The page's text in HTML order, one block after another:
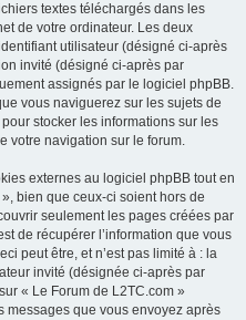
textes téléchargés dans les
de votre ordinateur. Les deux
utilisateur (désigné ci-après
invité (désigné ci-après par
assignés par le logiciel phpBB.
vous naviguerez sur les sujets de
stocker les informations sur les
votre navigation sur le forum.
externes au logiciel phpBB tout en
bien que ceux-ci soient hors de
seulement les pages créées par
de récupérer l’information que vous
peut être, et n’est pas limité à : la
invité (désignée ci-après par
« Le Forum de L2TC.com »
messages que vous envoyez après